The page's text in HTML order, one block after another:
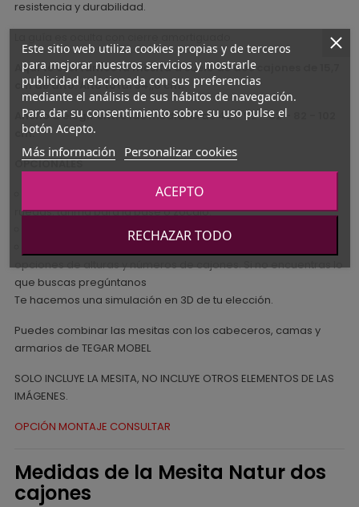
resistencia y durabilidad.
Aquí te ofertamos la mesita a suelo de dos cajones de 15,7
cm de alto. Alto total 34,,8 cm.
Ancho a elegir entre las medidas de 42 - 52 - 62 - 82 - 102
cm.
OPCIONALES
Puedes consultarnos si quieres añadir patas metálicas,
ruedas, tarima para la base o zócalo.
Existe la opción de colgar la mesita.
opciones de alturas y números de cajones. Si no encuentras lo
que buscas pregúntanos
Te hacemos una simulación en 3D de tu elección.
Puedes combinar las mesitas con los cabeceros, camas y
armarios de TEGAR MOBEL
SOLO INCLUYE LA MESITA, NO INCLUYE OTROS ELEMENTOS DE LAS
IMÁGENES.
OPCIÓN MONTAJE CONSULTAR
Medidas de la Mesita Natur dos
cajones
Este sitio web utiliza cookies propias y de terceros
para mejorar nuestros servicios y mostrarle
publicidad relacionada con sus preferencias
mediante el análisis de sus hábitos de navegación.
Para dar su consentimiento sobre su uso pulse el
botón Acepto.
Más información Personalizar cookies
RECHAZAR TODO
ACEPTO